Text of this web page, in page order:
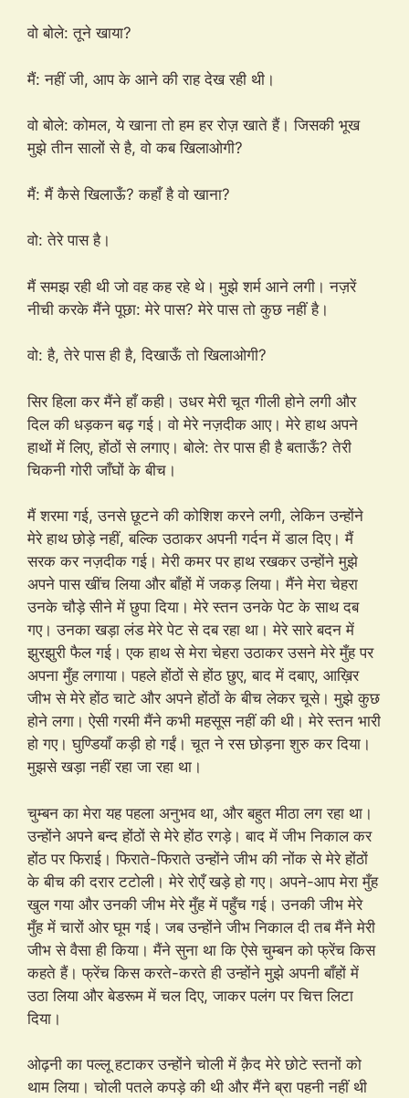
वो बोले: तूने खाया?
मैं: नहीं जी, आप के आने की राह देख रही थी।
वो बोले: कोमल, ये खाना तो हम हर रोज़ खाते हैं। जिसकी भूख
मुझे तीन सालों से है, वो कब खिलाओगी?
मैं: मैं कैसे खिलाऊँ? कहाँ है वो खाना?
वो: तेरे पास है।
मैं समझ रही थी जो वह कह रहे थे। मुझे शर्म आने लगी। नज़रें
नीची करके मैंने पूछा: मेरे पास? मेरे पास तो कुछ नहीं है।
वो: है, तेरे पास ही है, दिखाऊँ तो खिलाओगी?
सिर हिला कर मैंने हाँ कही। उधर मेरी चूत गीली होने लगी और
दिल की धड़कन बढ़ गई। वो मेरे नज़दीक आए। मेरे हाथ अपने
हाथों में लिए, होंठों से लगाए। बोले: तेर पास ही है बताऊँ? तेरी
चिकनी गोरी जाँघों के बीच।
मैं शरमा गई, उनसे छूटने की कोशिश करने लगी, लेकिन उन्होंने
मेरे हाथ छोड़े नहीं, बल्कि उठाकर अपनी गर्दन में डाल दिए। मैं
सरक कर नज़दीक गई। मेरी कमर पर हाथ रखकर उन्होंने मुझे
अपने पास खींच लिया और बाँहों में जकड़ लिया। मैंने मेरा चेहरा
उनके चौड़े सीने में छुपा दिया। मेरे स्तन उनके पेट के साथ दब
गए। उनका खड़ा लंड मेरे पेट से दब रहा था। मेरे सारे बदन में
झुरझुरी फैल गई। एक हाथ से मेरा चेहरा उठाकर उसने मेरे मुँह पर
अपना मुँह लगाया। पहले होंठों से होंठ छुए, बाद में दबाए, आख़िर
जीभ से मेरे होंठ चाटे और अपने होंठों के बीच लेकर चूसे। मुझे कुछ
होने लगा। ऐसी गरमी मैंने कभी महसूस नहीं की थी। मेरे स्तन भारी
हो गए। घुण्डियाँ कड़ी हो गईं। चूत ने रस छोड़ना शुरु कर दिया।
मुझसे खड़ा नहीं रहा जा रहा था।
चुम्बन का मेरा यह पहला अनुभव था, और बहुत मीठा लग रहा था।
उन्होंने अपने बन्द होंठों से मेरे होंठ रगड़े। बाद में जीभ निकाल कर
होंठ पर फिराई। फिराते-फिराते उन्होंने जीभ की नोंक से मेरे होंठों
के बीच की दरार टटोली। मेरे रोएँ खड़े हो गए। अपने-आप मेरा मुँह
खुल गया और उनकी जीभ मेरे मुँह में पहुँच गई। उनकी जीभ मेरे
मुँह में चारों ओर घूम गई। जब उन्होंने जीभ निकाल दी तब मैंने मेरी
जीभ से वैसा ही किया। मैंने सुना था कि ऐसे चुम्बन को फ्रेंच किस
कहते हैं। फ्रेंच किस करते-करते ही उन्होंने मुझे अपनी बाँहों में
उठा लिया और बेडरूम में चल दिए, जाकर पलंग पर चित्त लिटा
दिया।
ओढ़नी का पल्लू हटाकर उन्होंने चोली में क़ैद मेरे छोटे स्तनों को
थाम लिया। चोली पतले कपड़े की थी और मैंने ब्रा पहनी नहीं थी